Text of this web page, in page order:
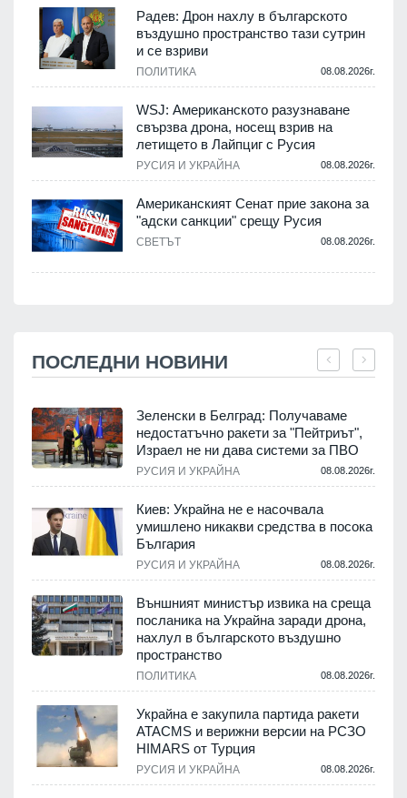
Радев: Дрон нахлу в българското
въздушно пространство тази сутрин
и се взриви
ПОЛИТИКА 08.08.2026г.
WSJ: Американското разузнаване
свързва дрона, носещ взрив на
летището в Лайпциг с Русия
РУСИЯ И УКРАЙНА 08.08.2026г.
Американският Сенат прие закона за
"адски санкции" срещу Русия
СВЕТЪТ 08.08.2026г.
ПОСЛЕДНИ НОВИНИ
Зеленски в Белград: Получаваме
недостатъчно ракети за "Пейтриът",
Израел не ни дава системи за ПВО
РУСИЯ И УКРАЙНА 08.08.2026г.
Киев: Украйна не е насочвала
умишлено никакви средства в посока
България
РУСИЯ И УКРАЙНА 08.08.2026г.
Външният министър извика на среща
посланика на Украйна заради дрона,
нахлул в българското въздушно
пространство
ПОЛИТИКА 08.08.2026г.
Украйна е закупила партида ракети
ATACMS и верижни версии на РСЗО
HIMARS от Турция
РУСИЯ И УКРАЙНА 08.08.2026г.